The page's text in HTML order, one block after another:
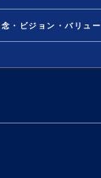
・ビジョン・バリュー